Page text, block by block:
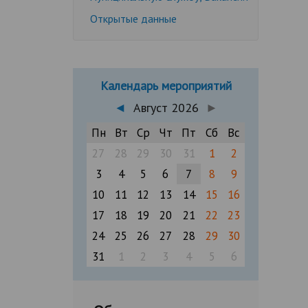
Открытые данные
Календарь мероприятий
◄ Август 2026 ►
Пн Вт Ср Чт Пт Сб
Вс
27
28 29 30 31 1
2
3
4 5 6 7 8
9
10
11 12 13 14 15
16
17
18 19 20 21 22
23
24
25 26 27 28 29
30
31
1 2 3 4 5 6